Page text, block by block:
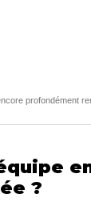
profondément
?